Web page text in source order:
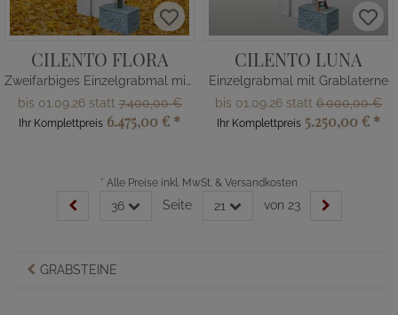
CILENTO FLORA
Zweifarbiges Einzelgrabmal mit Bronze
bis 01.09.26 statt7.400,00 €
Ihr Komplettpreis 6.475,00 € *
CILENTO LUNA
Einzelgrabmal mit Grablaterne
bis 01.09.26 statt 6.000,00 €
Ihr Komplettpreis 5.250,00 € *
* Alle Preise inkl. MwSt. & Versandkosten
36 Seite 21 von 23
GRABSTEINE